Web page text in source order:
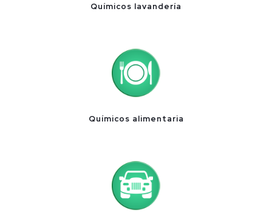
Químicos lavandería
Químicos alimentaria